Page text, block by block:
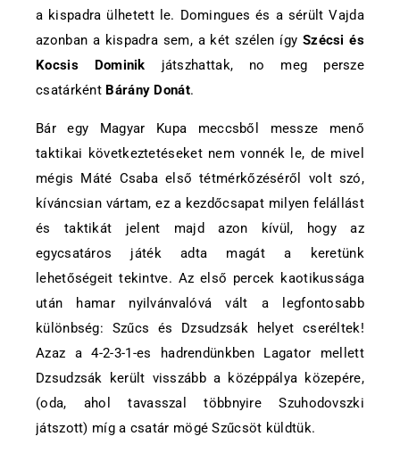
a kispadra ülhetett le. Domingues és a sérült Vajda
azonban a kispadra sem, a két szélen így Szécsi és
Kocsis Dominik játszhattak, no meg persze
csatárként Bárány Donát.
Bár egy Magyar Kupa meccsből messze menő
taktikai következtetéseket nem vonnék le, de mivel
mégis Máté Csaba első tétmérkőzéséről volt szó,
kíváncsian vártam, ez a kezdőcsapat milyen felállást
és taktikát jelent majd azon kívül, hogy az
egycsatáros játék adta magát a keretünk
lehetőségeit tekintve. Az első percek kaotikussága
után hamar nyilvánvalóvá vált a legfontosabb
különbség: Szűcs és Dzsudzsák helyet cseréltek!
Azaz a 4-2-3-1-es hadrendünkben Lagator mellett
Dzsudzsák került visszább a középpálya közepére,
(oda, ahol tavasszal többnyire Szuhodovszki
játszott) míg a csatár mögé Szűcsöt küldtük.